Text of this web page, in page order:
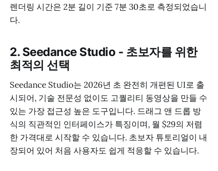
렌더링 시간은 2분 길이 기준 7분 30초로 측정되었습니
다.
2. Seedance Studio - 초보자를 위한
최적의 선택
Seedance Studio는 2026년 초 완전히 개편된 UI로 출
시되어, 기술 전문성 없이도 고퀄리티 동영상을 만들 수
있는 가장 접근성 높은 도구입니다. 드래그 앤 드롭 방
식의 직관적인 인터페이스가 특징이며, 월 $29의 저렴
한 가격대로 시작할 수 있습니다. 초보자 튜토리얼이 내
장되어 있어 처음 사용자도 쉽게 적응할 수 있습니다.